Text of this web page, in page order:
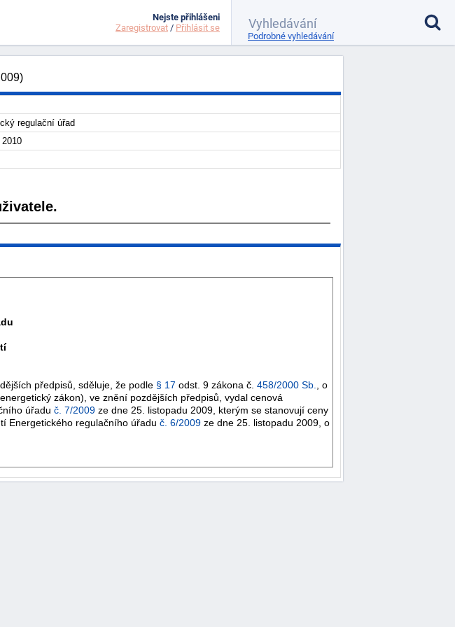
regulační úřad
2010
předpisů, sděluje, že podle § 17 odst. 9 zákona č. 458/2000 Sb.
, o
zákon), ve znění pozdějších předpisů, vydal cenová
úřadu č. 7/2009 ze dne 25. listopadu 2009, kterým se stanovují ceny
Energetického regulačního úřadu č. 6/2009 ze dne 25. listopadu 2009, o
Nejste přihlášeni
Zaregistrovat / Přihlásit se
Podrobné vyhledávání